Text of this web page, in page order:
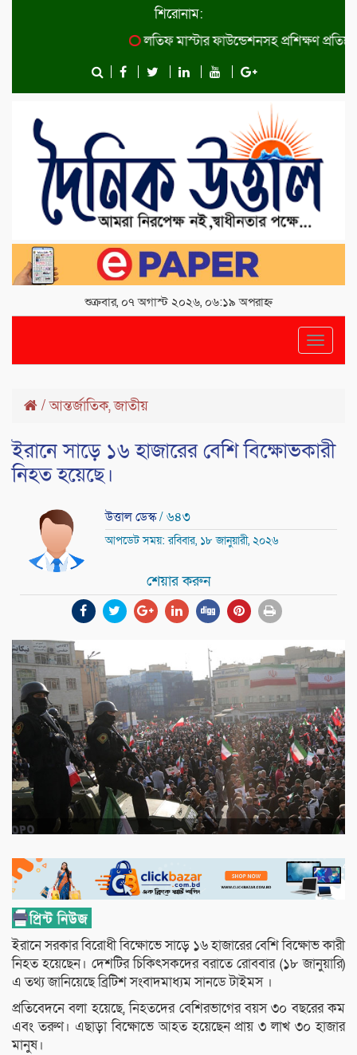
শিরোনাম:
লতিফ মাস্টার ফাউন্ডেশনসহ প্রশিক্ষণ প্রতিষ্ঠান
শুক্রবার, ০৭ অগাস্ট ২০২৬, ০৬:১৯ অপরাহ্ন
Toggle
/আন্তর্জাতিক,জাতীয়
ইরানে সাড়ে ১৬ হাজারের বেশি বিক্ষোভকারী
নিহত হয়েছে।
উত্তাল ডেস্ক/ ৬৪৩
আপডেট সময়: রবিবার, ১৮ জানুয়ারী, ২০২৬
শেয়ার করুন
ইরানে সরকার বিরোধী বিক্ষোভে সাড়ে ১৬ হাজারের বেশি বিক্ষোভ কারী
নিহত হয়েছেন। দেশটির চিকিৎসকদের বরাতে রোববার (১৮ জানুয়ারি)
এ তথ্য জানিয়েছে ব্রিটিশ সংবাদমাধ্যম সানডে টাইমস ।
প্রতিবেদনে বলা হয়েছে, নিহতদের বেশিরভাগের বয়স ৩০ বছরের কম
এবং তরুণ। এছাড়া বিক্ষোভে আহত হয়েছেন প্রায় ৩ লাখ ৩০ হাজার
মানুষ।